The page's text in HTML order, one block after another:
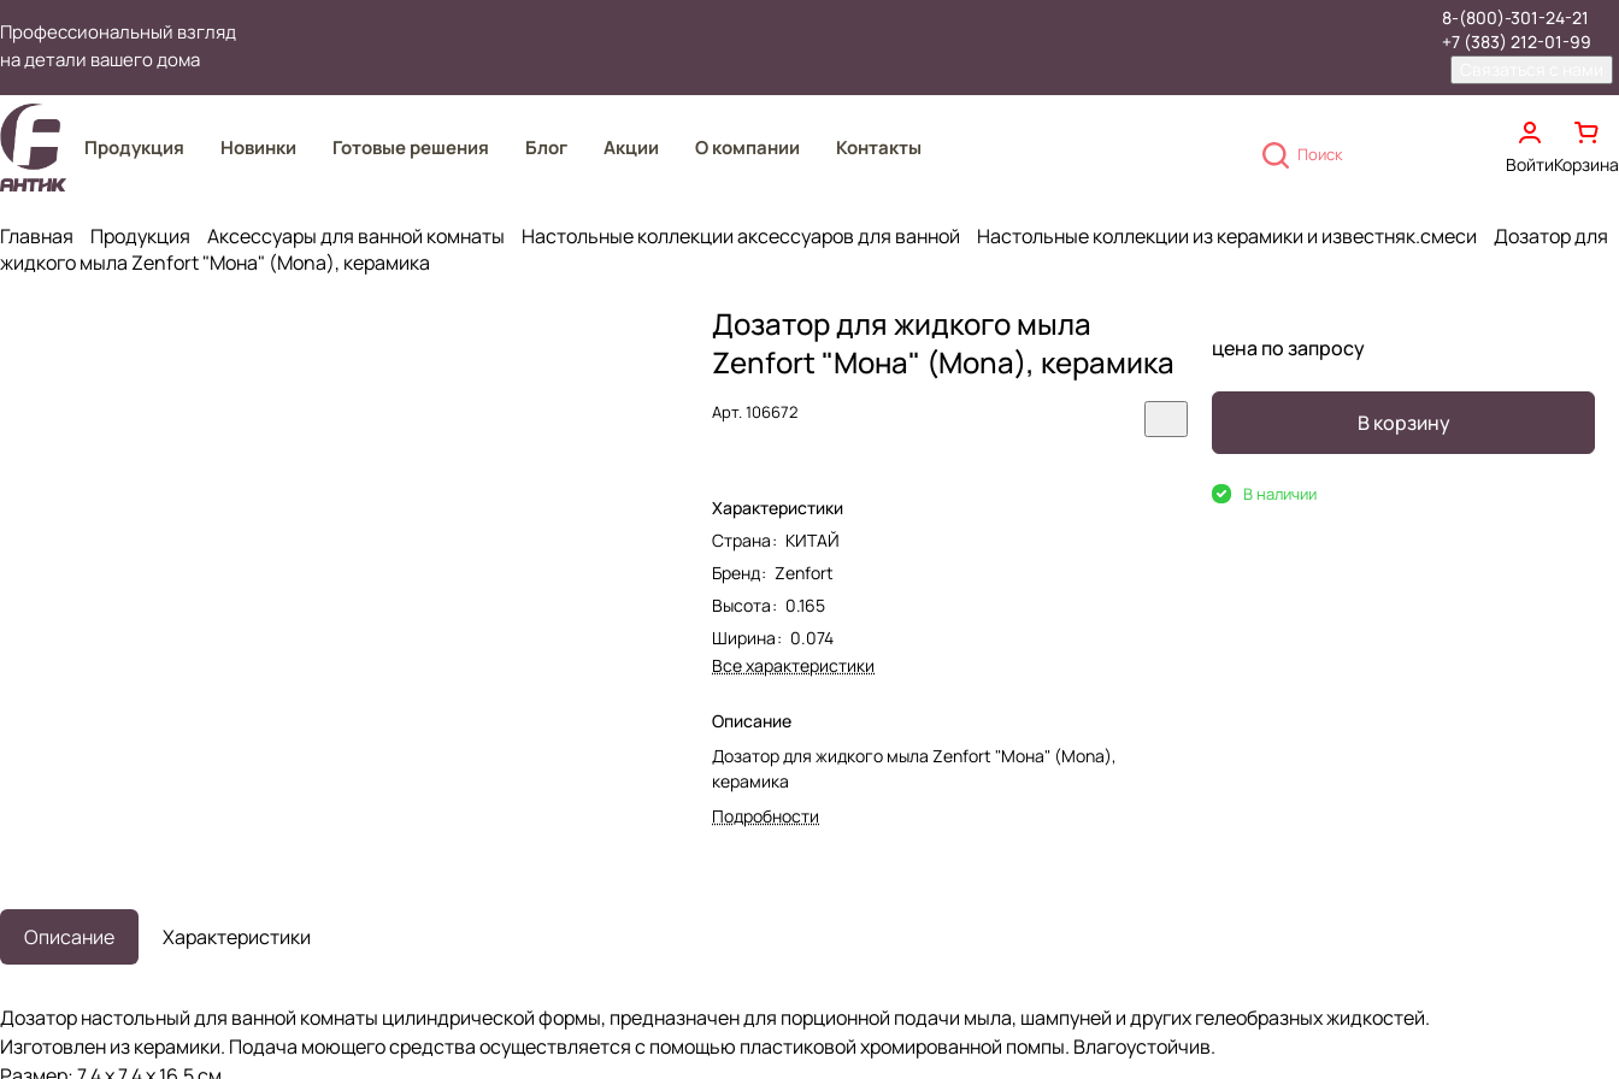
Профессиональный взгляд
на детали вашего дома
8-(800)-301-24-21
+7 (383) 212-01-99
Продукция Новинки Готовые решения Блог Акции О компании Контакты Поиск ВойтиКорзина
Главная Продукция Аксессуары для ванной комнаты Настольные коллекции аксессуаров для ванной Настольные коллекции из керамики и известняк.смеси
Дозатор для
жидкого мыла Zenfort "Мона" (Mona), керамика
Дозатор для жидкого мыла
Zenfort "Мона" (Mona), керамика
Арт.106672
Характеристики
Страна: КИТАЙ
Бренд: Zenfort
Высота: 0.165
Ширина: 0.074
Все характеристики
Описание
Дозатор для жидкого мыла Zenfort "Мона" (Mona),
керамика
Подробности
цена по запросу
В корзину
В наличии
Описание Характеристики
Дозатор настольный для ванной комнаты цилиндрической формы, предназначен для порционной подачи мыла, шампуней и других гелеобразных жидкостей.
Изготовлен из керамики. Подача моющего средства осуществляется с помощью пластиковой хромированной помпы. Влагоустойчив.